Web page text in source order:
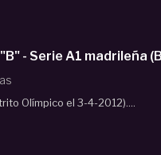
"A" - FUENLABRADA "B" - Serie
Olímpico el 3-4-2012)....